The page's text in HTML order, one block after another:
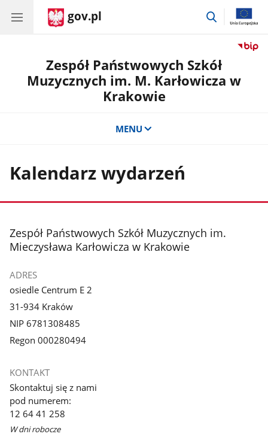
gov.pl
przejdź
Zespół Państwowych Szkół
Muzycznych im. M. Karłowicza w
Krakowie
MENU
Kalendarz wydarzeń
stopka
Zespół Państwowych Szkół Muzycznych im.
Mieczysława Karłowicza w Krakowie
ADRES
osiedle Centrum E 2
31-934 Kraków
NIP 6781308485
Regon 000280494
KONTAKT
Skontaktuj się z nami
pod numerem:
12 64 41 258
W dni robocze